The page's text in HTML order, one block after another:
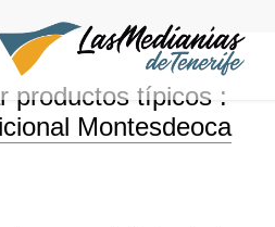
productos típicos :
Montesdeoca